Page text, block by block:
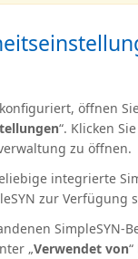
öffnen
“. Klicken
zu öffnen.
integrierte
zur Verfügung
SimpleSYN-
„Verwendet von